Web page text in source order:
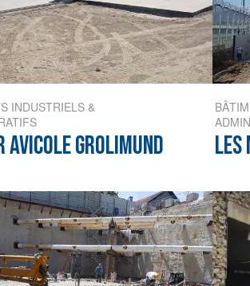
INDUSTRIELS &
AVICOLE GROLIMUND